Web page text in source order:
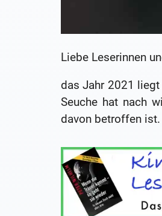
Liebe Leserinnen
das Jahr 2021
Seuche hat nach
davon betroffen ist.